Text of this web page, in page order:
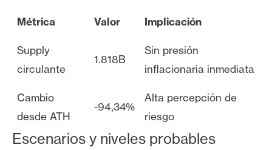
Métrica Valor Implicación
Supply
circulante
1.818B
Sin presión
inflacionaria inmediata
Cambio
desde ATH
-94,34%
Alta percepción de
riesgo
Escenarios y niveles probables